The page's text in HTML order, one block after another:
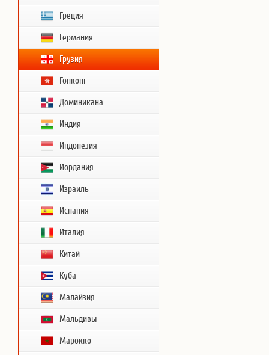
Греция
Германия
Грузия
Гонконг
Доминикана
Индия
Индонезия
Иордания
Израиль
Испания
Италия
Китай
Куба
Малайзия
Мальдивы
Марокко